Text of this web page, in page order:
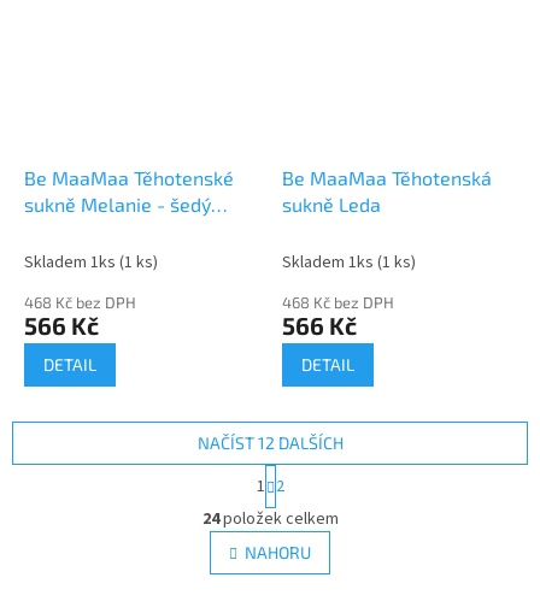
Be MaaMaa Těhotenské
sukně Melanie - šedý
Skladem 1ks (1 ks)
468 Kč bez DPH
566 Kč
DETAIL
Be MaaMaa Těhotenská
sukně Leda
Skladem 1ks (1 ks)
468 Kč bez DPH
566 Kč
DETAIL
O
v
l
á
NAČÍST 12 DALŠÍCH
t
r
á
n
k
1 2
24položek celkem
NAHORU